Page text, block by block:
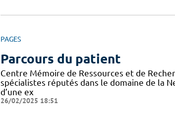
PAGES
Parcours du patient
Centre Mémoire de Ressources et de
spécialistes réputés dans le domaine de la
d’une ex
26/02/2025 18:51